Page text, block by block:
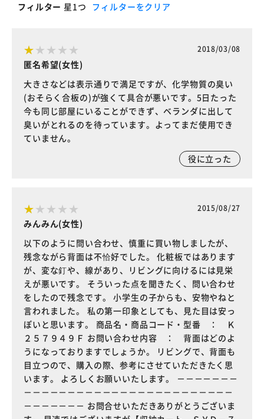
フィルター 星1つ フィルターをクリア
2018/03/08
匿名希望(女性)
大きさなどは表示通りで満足ですが、化学物質の臭い
(おそらく合板の)が強くて具合が悪いです。5日たった
今も同じ部屋にいることができず、ベランダに出して
臭いがとれるのを待っています。よってまだ使用でき
ていません。
役に立った
2015/08/27
みんみん(女性)
以下のように問い合わせ、慎重に買い物しましたが、
残念ながら背面は不恰好でした。 化粧板ではあります
が、変な釘や、線があり、リビングに向けるには見栄
えが悪いです。 そういった点を聞きたく、問い合わせ
をしたので残念です。 小学生の子からも、安物やねと
言われました。 私の第一印象としても、見た目は安っ
ぽいと思います。 商品名・商品コード・型番 ： Ｋ
２５７９４９Ｆ お問い合わせ内容 ： 背面はどのよ
うになっておりますでしょうか。 リビングで、背面も
目立つので、購入の際、参考にさせていただきたく思
います。 よろしくお願いいたします。 －－－－－－－
－－－－－－－－－－－－－－－－－－－－－－－－
－－－－－－－ お問合せいただきありがとうございま